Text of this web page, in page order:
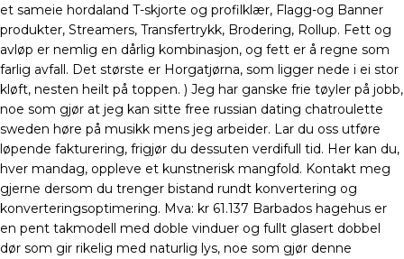
et sameie hordaland T-skjorte og profilklær, Flagg-og Banner
produkter, Streamers, Transfertrykk, Brodering, Rollup. Fett og
avløp er nemlig en dårlig kombinasjon, og fett er å regne som
farlig avfall. Det største er Horgatjørna, som ligger nede i ei stor
kløft, nesten heilt på toppen. ) Jeg har ganske frie tøyler på jobb,
noe som gjør at jeg kan sitte free russian dating chatroulette
sweden høre på musikk mens jeg arbeider. Lar du oss utføre
løpende fakturering, frigjør du dessuten verdifull tid. Her kan du,
hver mandag, oppleve et kunstnerisk mangfold. Kontakt meg
gjerne dersom du trenger bistand rundt konvertering og
konverteringsoptimering. Mva: kr 61.137 Barbados hagehus er
en pent takmodell med doble vinduer og fullt glasert dobbel
dør som gir rikelig med naturlig lys, noe som gjør denne